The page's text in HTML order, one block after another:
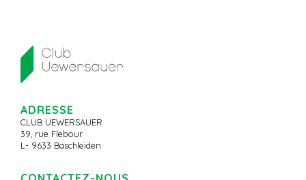
ADRESSE
CLUB UEWERSAUER
39, rue Flebour
L- 9633 Baschleiden